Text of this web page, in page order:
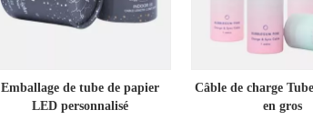
Emballage de tube de papier
LED personnalisé
Câble de charge
en gros